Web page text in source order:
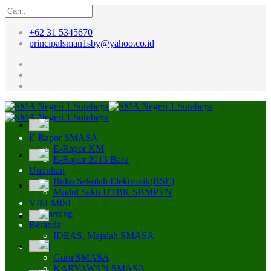
+62 31 5345670
principalsman1sby@yahoo.co.id
E-Rapor SMASA
E-Rapor KM
E-Rapor 2013 Baru
Unduhan
Buku Sekolah Elektronik(BSE)
Modul Sakti UTBK SBMPTN
VISI-MISI
E-Learning
Beranda
IDEAS, Majalah SMASA
Profil
Guru SMASA
KARYAWAN SMASA